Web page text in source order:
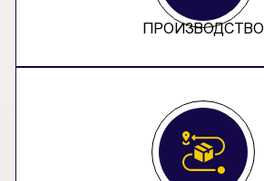
ПРОИЗВОДСТВО